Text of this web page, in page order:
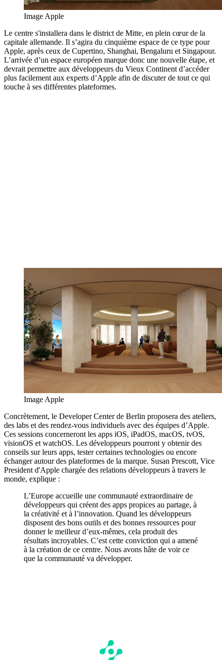
Image Apple
Le centre s'installera dans le district de Mitte, en plein cœur de la
capitale allemande. Il s’agira du cinquième espace de ce type pour
Apple, après ceux de Cupertino, Shanghai, Bengaluru et Singapour.
L’arrivée d’un espace européen marque donc une nouvelle étape, et
devrait permettre aux développeurs du Vieux Continent d’accéder
plus facilement aux experts d’Apple afin de discuter de tout ce qui
touche à ses différentes plateformes.
Image Apple
Concrètement, le Developer Center de Berlin proposera des ateliers,
des labs et des rendez-vous individuels avec des équipes d’Apple.
Ces sessions concerneront les apps iOS, iPadOS, macOS, tvOS,
visionOS et watchOS. Les développeurs pourront y obtenir des
conseils sur leurs apps, tester certaines technologies ou encore
échanger autour des plateformes de la marque. Susan Prescott, Vice
President d'Apple chargée des relations développeurs à travers le
monde, explique :
L’Europe accueille une communauté extraordinaire de
développeurs qui créent des apps propices au partage, à
la créativité et à l’innovation. Quand les développeurs
disposent des bons outils et des bonnes ressources pour
donner le meilleur d’eux-mêmes, cela produit des
résultats incroyables. C’est cette conviction qui a amené
à la création de ce centre. Nous avons hâte de voir ce
que la communauté va développer.